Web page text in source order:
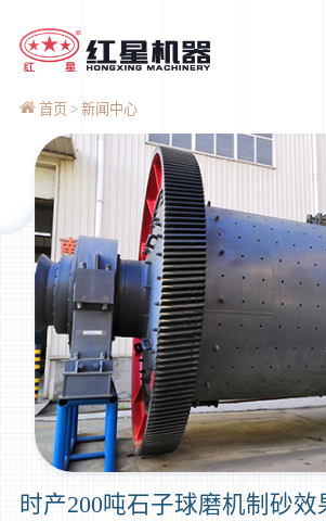
首页 新闻中心